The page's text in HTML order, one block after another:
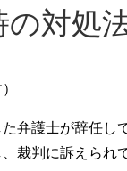
対処
弁護士が辞任し
裁判に訴えられ